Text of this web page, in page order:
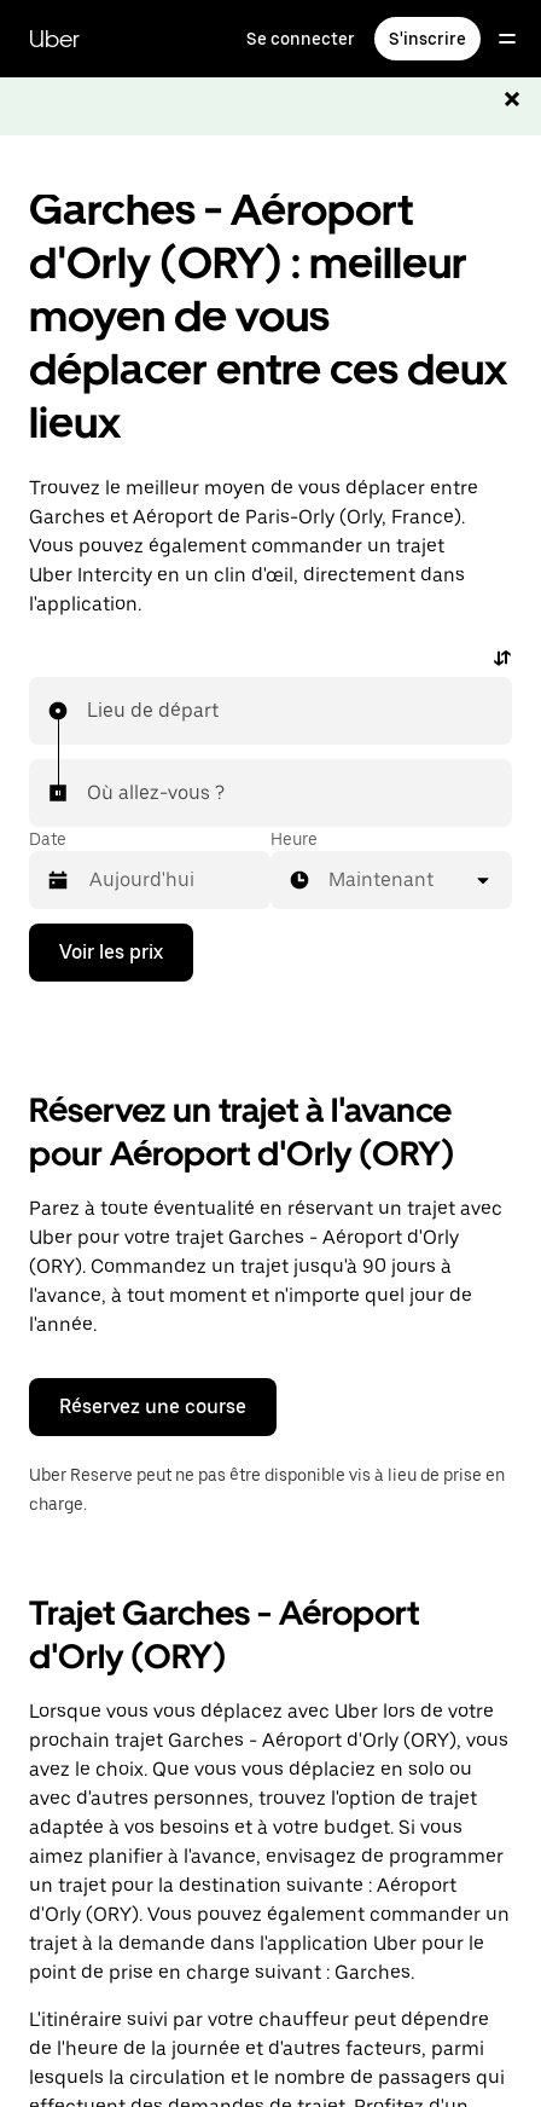
contenu
principal
Uber Se connecter S'inscrire
Garches - Aéroport
d'Orly (ORY) : meilleur
moyen de vous
déplacer entre ces deux
lieux
Trouvez le meilleur moyen de vous déplacer entre
Garches et Aéroport de Paris-Orly (Orly, France).
Vous pouvez également commander un trajet
Uber Intercity en un clin d'œil, directement dans
l'application.
Lieu de départ
Où allez-vous ?
Date
Appuyez
la
ouvrir
calendrier
et
sélectionner
une
date.
Appuyez
sur
la
touche
pour
fermer
calendrier.
Heure
Maintenant
Voir les prix
Réservez un trajet à l'avance
pour Aéroport d'Orly (ORY)
Parez à toute éventualité en réservant un trajet avec
Uber pour votre trajet Garches - Aéroport d'Orly
(ORY). Commandez un trajet jusqu'à 90 jours à
l'avance, à tout moment et n'importe quel jour de
l'année.
Réservez une course
Uber Reserve peut ne pas être disponible vis à lieu de prise en
charge.
Trajet Garches - Aéroport
d'Orly (ORY)
Lorsque vous vous déplacez avec Uber lors de votre
prochain trajet Garches - Aéroport d'Orly (ORY), vous
avez le choix. Que vous vous déplaciez en solo ou
avec d'autres personnes, trouvez l'option de trajet
adaptée à vos besoins et à votre budget. Si vous
aimez planifier à l'avance, envisagez de programmer
un trajet pour la destination suivante : Aéroport
d'Orly (ORY). Vous pouvez également commander un
trajet à la demande dans l'application Uber pour le
point de prise en charge suivant : Garches.
L'itinéraire suivi par votre chauffeur peut dépendre
de l'heure de la journée et d'autres facteurs, parmi
lesquels la circulation et le nombre de passagers qui